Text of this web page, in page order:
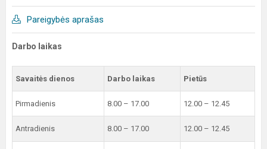
Pareigybės aprašas
Darbo laikas
Savaitės dienos Darbo laikas Pietūs
Pirmadienis 8.00 – 17.00 12.00 – 12.45
Antradienis 8.00 – 17.00 12.00 – 12.45